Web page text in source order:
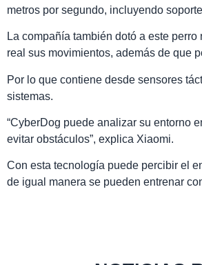
metros por segundo, incluyendo
La compañía también dotó a este
real sus movimientos, además de que
Por lo que contiene desde sensores
sistemas.
“CyberDog puede analizar su entorno
evitar obstáculos”, explica Xiaomi.
Con esta tecnología puede percibir el
de igual manera se pueden entrenar